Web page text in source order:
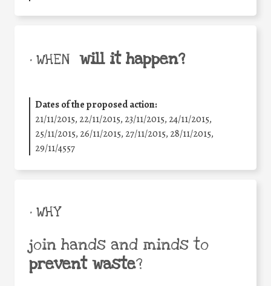
• WHEN will it happen?
Dates of the proposed action:
21/11/2015, 22/11/2015, 23/11/2015, 24/11/2015,
25/11/2015, 26/11/2015, 27/11/2015, 28/11/2015,
29/11/4557
• WHY
join hands and minds to
prevent waste?